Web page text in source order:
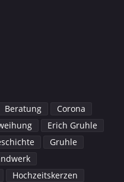
Beratung
Corona
Erich Gruhle
Gruhle
Hochzeitskerzen